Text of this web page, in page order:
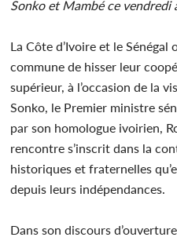
Sonko et Mambé ce vendredi
La Côte d’Ivoire et le
commune de hisser leur
supérieur, à l’occasion de la
Sonko, le Premier ministre
par son homologue ivoirien,
rencontre s’inscrit dans la
historiques et fraternelles
depuis leurs indépendances.
Dans son discours